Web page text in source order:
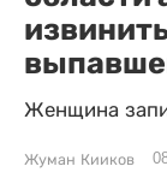
Женщина
Жуман Кииков